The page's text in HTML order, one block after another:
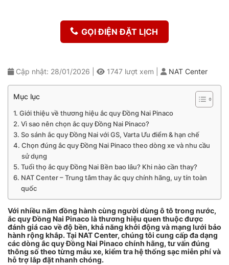
GỌI ĐIỆN ĐẶT LỊCH
Cập nhật: 28/01/2026 1747 lượt xem NAT Center
Mục lục
Giới thiệu về thương hiệu ắc quy Đồng Nai Pinaco
Vì sao nên chọn ắc quy Đồng Nai Pinaco?
So sánh ắc quy Đồng Nai với GS, Varta Ưu điểm & hạn chế
Chọn đúng ắc quy Đồng Nai Pinaco theo dòng xe và nhu cầu
sử dụng
Tuổi thọ ắc quy Đồng Nai Bền bao lâu? Khi nào cần thay?
NAT Center – Trung tâm thay ắc quy chính hãng, uy tín toàn
quốc
Với nhiều năm đồng hành cùng người dùng ô tô trong nước,
ắc quy Đồng Nai Pinaco là thương hiệu quen thuộc được
đánh giá cao về độ bền, khả năng khởi động và mạng lưới bảo
hành rộng khắp. Tại NAT Center, chúng tôi cung cấp đa dạng
các dòng ắc quy Đồng Nai Pinaco chính hãng, tư vấn đúng
thông số theo từng mẫu xe, kiểm tra hệ thống sạc miễn phí và
hỗ trợ lắp đặt nhanh chóng.